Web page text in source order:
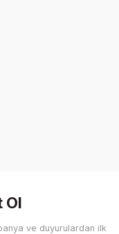
Ol
ve duyurulardan ilk